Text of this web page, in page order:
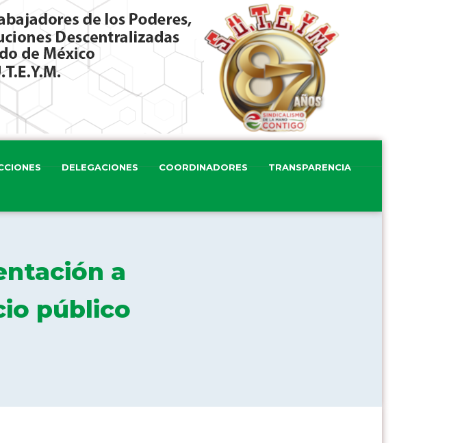
DELEGACIONES COORDINADORES TRANSPARENCIA
a
público